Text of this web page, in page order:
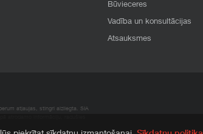
Būvieceres
Vadība un konsultācijas
Atsauksmes
atļaujas, stingri aizliegta. SIA